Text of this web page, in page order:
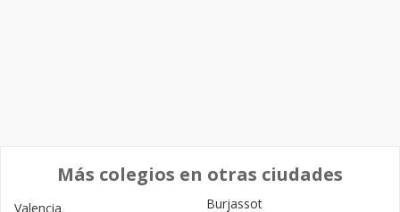
Más colegios en otras ciudades
Valencia
Burjassot